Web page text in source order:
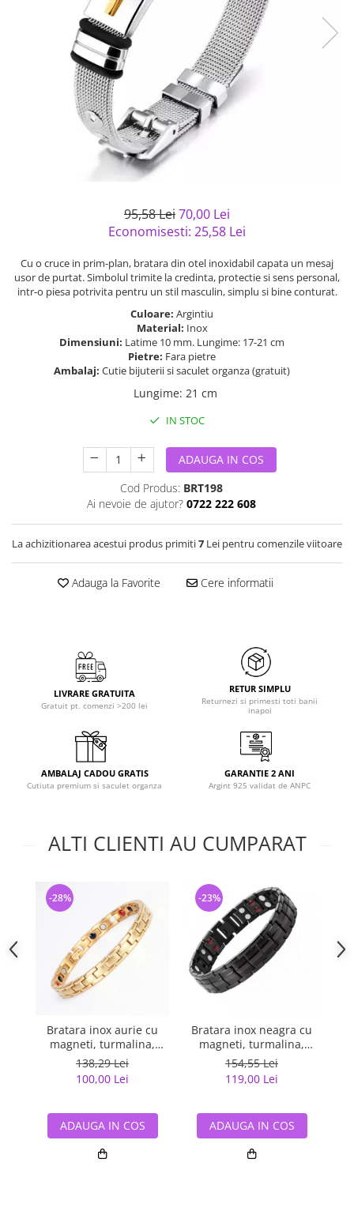
semipretioase
Bijuterii argint placat cu aur
Bijuterii argint cu diverse
Bijuterii argint cu murano
Bijuterii de Lux
Bijuterii gotice si rock
Bijuterii Handmade
Bijuterii fantezie
Casete si cutii de bijuterii
Bijuterii tungsten
Solutii si lavete de curatare
95,58 Lei70,00 Lei
Economisesti: 25,58 Lei
Cu o cruce in prim-plan, bratara din otel inoxidabil capata un mesaj
usor de purtat. Simbolul trimite la credinta, protectie si sens personal,
intr-o piesa potrivita pentru un stil masculin, simplu si bine conturat.
Culoare: Argintiu
Material: Inox
Dimensiuni: Latime 10 mm. Lungime: 17-21 cm
Pietre: Fara pietre
Ambalaj: Cutie bijuterii si saculet organza (gratuit)
Lungime: 21 cm
IN STOC
ADAUGA IN COS
Cod Produs: BRT198
Ai nevoie de ajutor? 0722 222 608
La achizitionarea acestui produs primiti7 Lei pentru comenzile viitoare
Adauga la Favorite Cere informatii
LIVRARE GRATUITA
Gratuit pt. comenzi >200 lei
RETUR SIMPLU
Returnezi si primesti toti banii
inapoi
AMBALAJ CADOU GRATIS
Cutiuta premium si saculet organza
GARANTIE 2 ANI
Argint 925 validat de ANPC
ALTI CLIENTI AU CUMPARAT
Bratara inox aurie cu
magneti, turmalina,
germaniu si anioni
138,29 Lei
100,00 Lei
-28%
ADAUGA IN COS
Bratara inox neagra cu
magneti, turmalina,
germaniu si anioni
154,55 Lei
119,00 Lei
-23%
ADAUGA IN COS